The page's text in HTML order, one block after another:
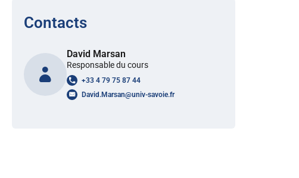
Contacts
David Marsan
Responsable du cours
+33 4 79 75 87 44
David.Marsan@univ-savoie.fr